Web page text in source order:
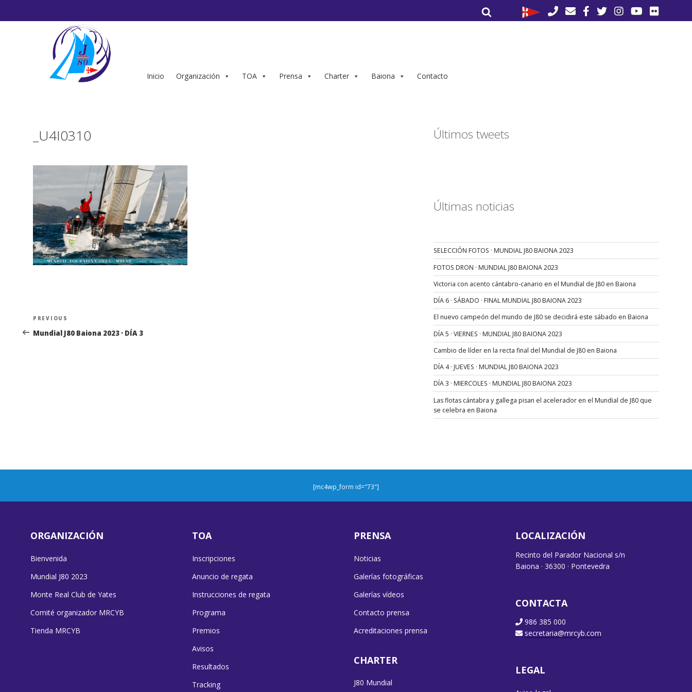
por:
Inicio Organización TOA Prensa Charter Baiona Contacto
_U4I0310
Navegación
de
Previous
Post
PREVIOUS
Mundial J80 Baiona 2023 · DÍA 3
Últimos tweets
Últimas noticias
SELECCIÓN FOTOS · MUNDIAL J80 BAIONA 2023
FOTOS DRON · MUNDIAL J80 BAIONA 2023
Victoria con acento cántabro-canario en el Mundial de J80 en Baiona
DÍA 6 · SÁBADO · FINAL MUNDIAL J80 BAIONA 2023
El nuevo campeón del mundo de J80 se decidirá este sábado en Baiona
DÍA 5 · VIERNES · MUNDIAL J80 BAIONA 2023
Cambio de líder en la recta final del Mundial de J80 en Baiona
DÍA 4 · JUEVES · MUNDIAL J80 BAIONA 2023
DÍA 3 · MIERCOLES · MUNDIAL J80 BAIONA 2023
Las flotas cántabra y gallega pisan el acelerador en el Mundial de J80 que
se celebra en Baiona
[mc4wp_form id="73"]
ORGANIZACIÓN
Bienvenida
Mundial J80 2023
Monte Real Club de Yates
Comité organizador MRCYB
Tienda MRCYB
TOA
Inscripciones
Anuncio de regata
Instrucciones de regata
Programa
Premios
Avisos
Resultados
Tracking
PRENSA
Noticias
Galerías fotográficas
Galerías vídeos
Contacto prensa
Acreditaciones prensa
CHARTER
J80 Mundial
LOCALIZACIÓN
Recinto del Parador Nacional s/n
Baiona · 36300 · Pontevedra
CONTACTA
986 385 000
secretaria@mrcyb.com
LEGAL